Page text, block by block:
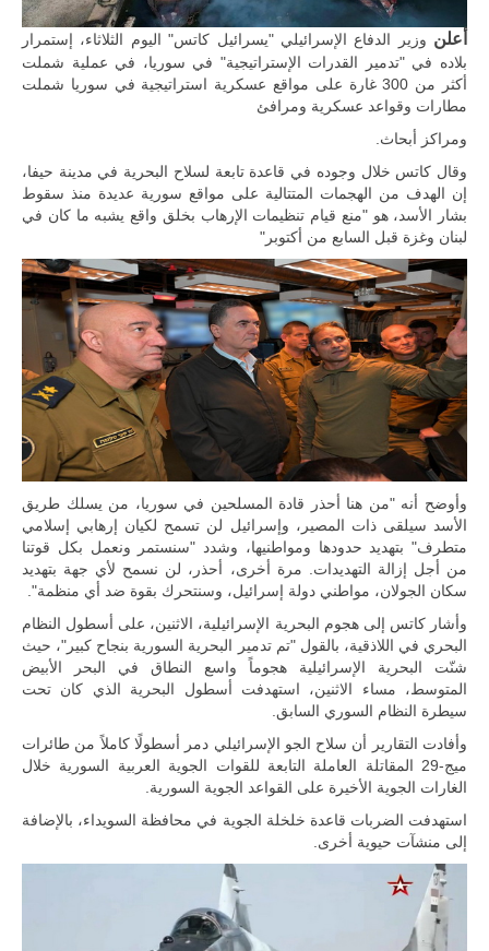
المسافات بين
المؤسستين
العسكريتين في
شرق البلاد
وغربها، وسط
مباشرة مع
أطراف ليبية
منقسمة منذ…
أعلن وزير الدفاع الإسرائيلي "يسرائيل كاتس" اليوم الثلاثاء، إستمرار
بلاده في "تدمير القدرات الإستراتيجية" في سوريا، في عملية شملت
أكثر من 300 غارة على مواقع عسكرية استراتيجية في سوريا شملت
مطارات وقواعد عسكرية ومرافئ
ومراكز أبحاث.
وقال كاتس خلال وجوده في قاعدة تابعة لسلاح البحرية في مدينة حيفا،
إن الهدف من الهجمات المتتالية على مواقع سورية عديدة منذ سقوط
بشار الأسد، هو "منع قيام تنظيمات الإرهاب بخلق واقع يشبه ما كان في
لبنان وغزة قبل السابع من أكتوبر"
وأوضح أنه "من هنا أحذر قادة المسلحين في سوريا، من يسلك طريق
الأسد سيلقى ذات المصير، وإسرائيل لن تسمح لكيان إرهابي إسلامي
متطرف" بتهديد حدودها ومواطنيها، وشدد "سنستمر ونعمل بكل قوتنا
من أجل إزالة التهديدات. مرة أخرى، أحذر، لن نسمح لأي جهة بتهديد
سكان الجولان، مواطني دولة إسرائيل، وسنتحرك بقوة ضد أي منظمة".
وأشار كاتس إلى هجوم البحرية الإسرائيلية، الاثنين، على أسطول النظام
البحري في اللاذقية، بالقول "تم تدمير البحرية السورية بنجاح كبير"، حيث
شنّت البحرية الإسرائيلية هجوماً واسع النطاق في البحر الأبيض
المتوسط، مساء الاثنين، استهدفت أسطول البحرية الذي كان تحت
سيطرة النظام السوري السابق.
وأفادت التقارير أن سلاح الجو الإسرائيلي دمر أسطولًا كاملاً من طائرات
ميج-29 المقاتلة العاملة التابعة للقوات الجوية العربية السورية خلال
الغارات الجوية الأخيرة على القواعد الجوية السورية.
استهدفت الضربات قاعدة خلخلة الجوية في محافظة السويداء، بالإضافة
إلى منشآت حيوية أخرى.